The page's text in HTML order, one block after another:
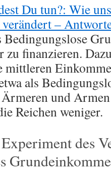
Du tun?: Wie
–
Bedingungslose
zu finanzieren.
mittleren
als
und
Reichen weniger.
des